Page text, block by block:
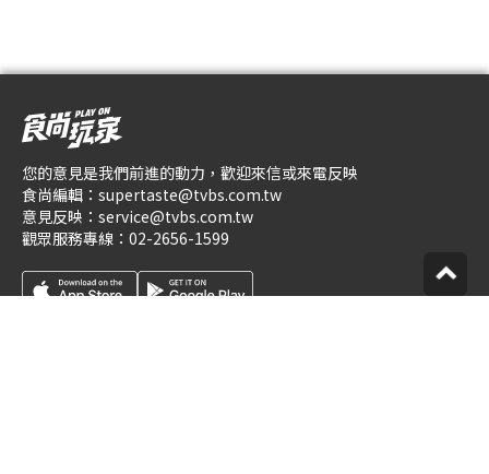
您的意見是我們前進的動力，歡迎來信或來電反映
食尚編輯： supertaste@tvbs.com.tw
意見反映： service@tvbs.com.tw
觀眾服務專線： 02-2656-1599